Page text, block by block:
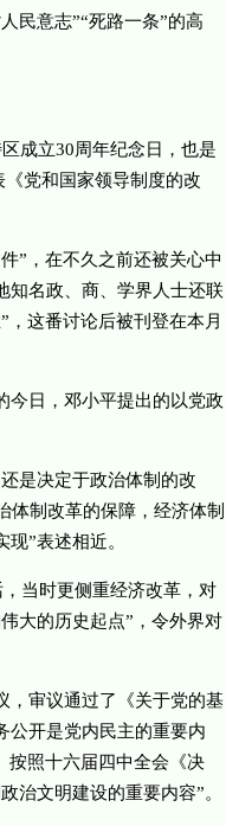
民意志”“死路一条”的高
成立30周年纪念日，也是
党和国家领导制度的改
”，在不久之前还被关心中
知名政、商、学界人士还联
这番讨论后被刊登在本月
日，邓小平提出的以党政
是决定于政治体制的改
体制改革的保障，经济体制
”表述相近。
当时更侧重经济改革，对
大的历史起点”，令外界对
审议通过了《关于党的基
公开是党内民主的重要内
按照十六届四中全会《决
治文明建设的重要内容”。